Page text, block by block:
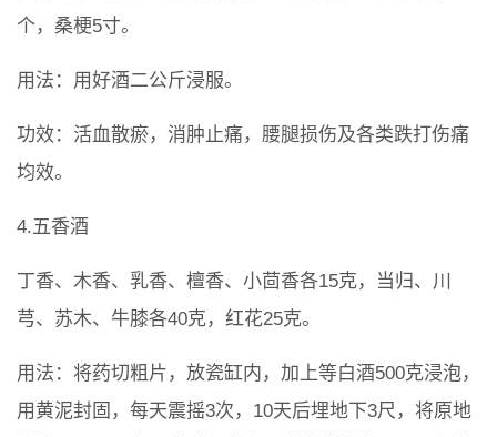
个，桑梗5寸。
用法：用好酒二公斤浸服。
功效：活血散瘀，消肿止痛，腰腿损伤及各类跌打伤痛
均效。
4.五香酒
丁香、木香、乳香、檀香、小茴香各15克，当归、川
芎、苏木、牛膝各40克，红花25克。
用法：将药切粗片，放瓷缸内，加上等白酒500克浸泡，
用黄泥封固，每天震摇3次，10天后埋地下3尺，将原地